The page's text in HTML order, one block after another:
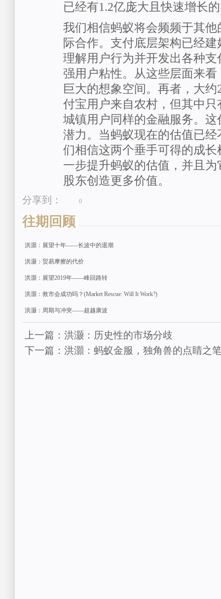
已经有1.2亿庞大且快速增长
我们相信蚂蚁将会频频于其他
际合作。支付底层架构已经
理解用户行为并开发出各种
强用户粘性。从这些层面来
巨大的想象空间。再者，大约
付宝用户来自农村，但其中只
城镇用户同样的金融服务。
潜力。当蚂蚁现在的估值已
们相信这两个垂手可得的成
一步提升蚂蚁的估值，并且
股东创造更多价值。
分享到： 0
往期回顾
洪灝：展望十年——长波中的退潮
洪灏：贸易摩擦的代价
洪灝：展望2019年——峰回路转
洪灝：救市会成功吗？(Market Rescue: Will It Work?)
洪灏：周期与冲突——超越康波
上一篇：洪灏：历史性的市场分歧
下一篇：洪灝：蚂蚁金服，独角兽的点睛之